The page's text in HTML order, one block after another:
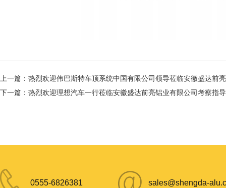
上一篇： 热烈欢迎伟巴斯特车顶系统中国有限公司领导莅临安徽盛达前
下一篇： 热烈欢迎理想汽车一行莅临安徽盛达前亮铝业有限公司考察指导
0555-6826381 sales@shengda-